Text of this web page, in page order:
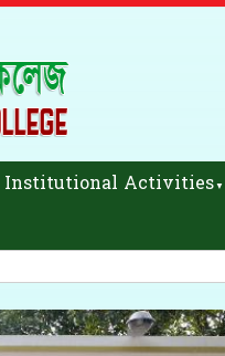
Institutional Activities